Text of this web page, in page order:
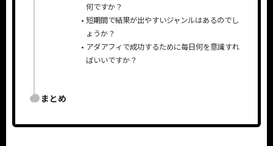
何ですか？
短期間で結果が出やすいジャンルはあるのでし
ょうか？
アダアフィで成功するために毎日何を意識すれ
ばいいですか？
まとめ